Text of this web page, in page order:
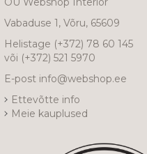
Vabaduse 1, Võru, 65609
Helistage (+372) 78 60 145
või (+372) 521 5970
E-post info@webshop.ee
Ettevõtte info
Meie kauplused